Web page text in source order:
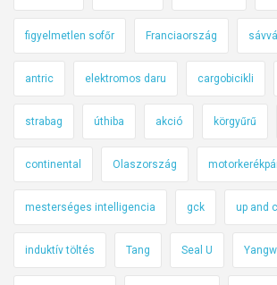
figyelmetlen sofőr Franciaország
antric elektromos daru cargobicikli
strabag úthiba akció körgyűrű
continental Olaszország
mesterséges intelligencia gck up and
induktív töltés Tang Seal U